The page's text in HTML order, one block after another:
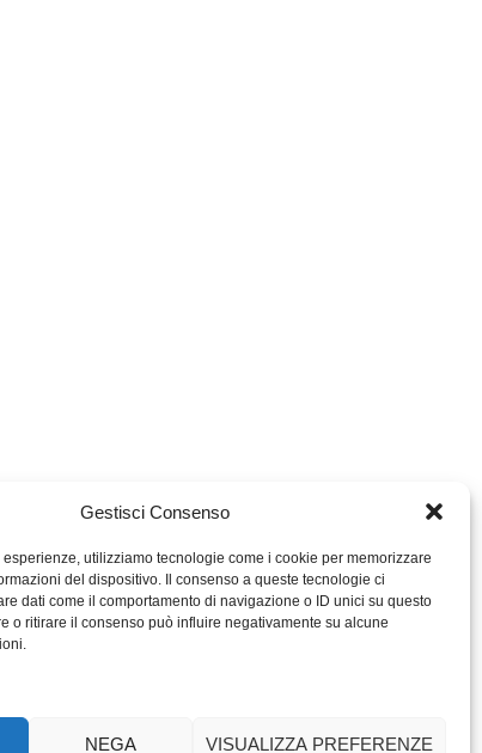
Gestisci Consenso
utilizziamo tecnologie come i cookie per memorizzare
del dispositivo. Il consenso a queste tecnologie ci
dati come il comportamento di navigazione o ID unici su questo
o ritirare il consenso può influire negativamente su alcune
NEGA VISUALIZZA PREFERENZE
TICINO
CULTURALE